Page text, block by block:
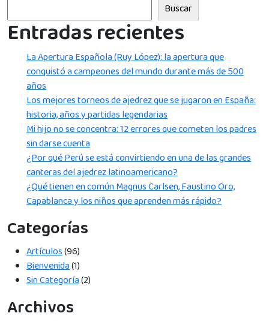
Buscar
Entradas recientes
La Apertura Española (Ruy López): la apertura que
conquistó a campeones del mundo durante más de 500
años
Los mejores torneos de ajedrez que se jugaron en España:
historia, años y partidas legendarias
Mi hijo no se concentra: 12 errores que cometen los padres
sin darse cuenta
¿Por qué Perú se está convirtiendo en una de las grandes
canteras del ajedrez latinoamericano?
¿Qué tienen en común Magnus Carlsen, Faustino Oro,
Capablanca y los niños que aprenden más rápido?
Categorías
Artículos(96)
Bienvenida(1)
Sin Categoría(2)
Archivos